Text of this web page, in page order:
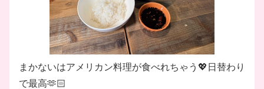
まかないはアメリカン料理が食べれちゃう💖日替わり
で最高🫶🏻